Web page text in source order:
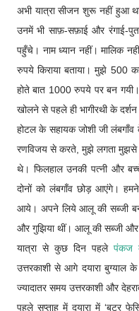
अभी यात्रा सीजन शुरू नहीं हुआ
उनमें भी साफ़-सफ़ाई और रंगाई-
पहुँचे। नाम ध्यान नहीं। मालिक
रुपये किराया बताया। मुझे 500
होते बात 1000 रुपये पर बन
खोलने से पहले ही भागीरथी के
होटल के सहायक जोशी जी
रणविजय से करते, मुझे लगता मुझसे
थे। फिलहाल उनकी पत्नी और
दोनों को लंबगाँव छोड़ आएंगे।
आये। अपने लिये आलू की सब्जी
और गुझिया थीं। आलू की सब्जी और
यात्रा से कुछ दिन पहले पंकज
उत्तरकाशी से आगे दयारा बुग्याल
ज्यादातर समय उत्तरकाशी और
पहले सप्ताह में दयारा में ‘बटर